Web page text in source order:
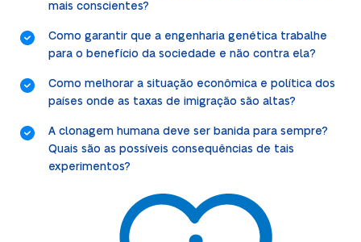
mais conscientes?
Como garantir que a engenharia genética trabalhe
para o benefício da sociedade e não contra ela?
Como melhorar a situação econômica e política dos
países onde as taxas de imigração são altas?
A clonagem humana deve ser banida para sempre?
Quais são as possíveis consequências de tais
experimentos?